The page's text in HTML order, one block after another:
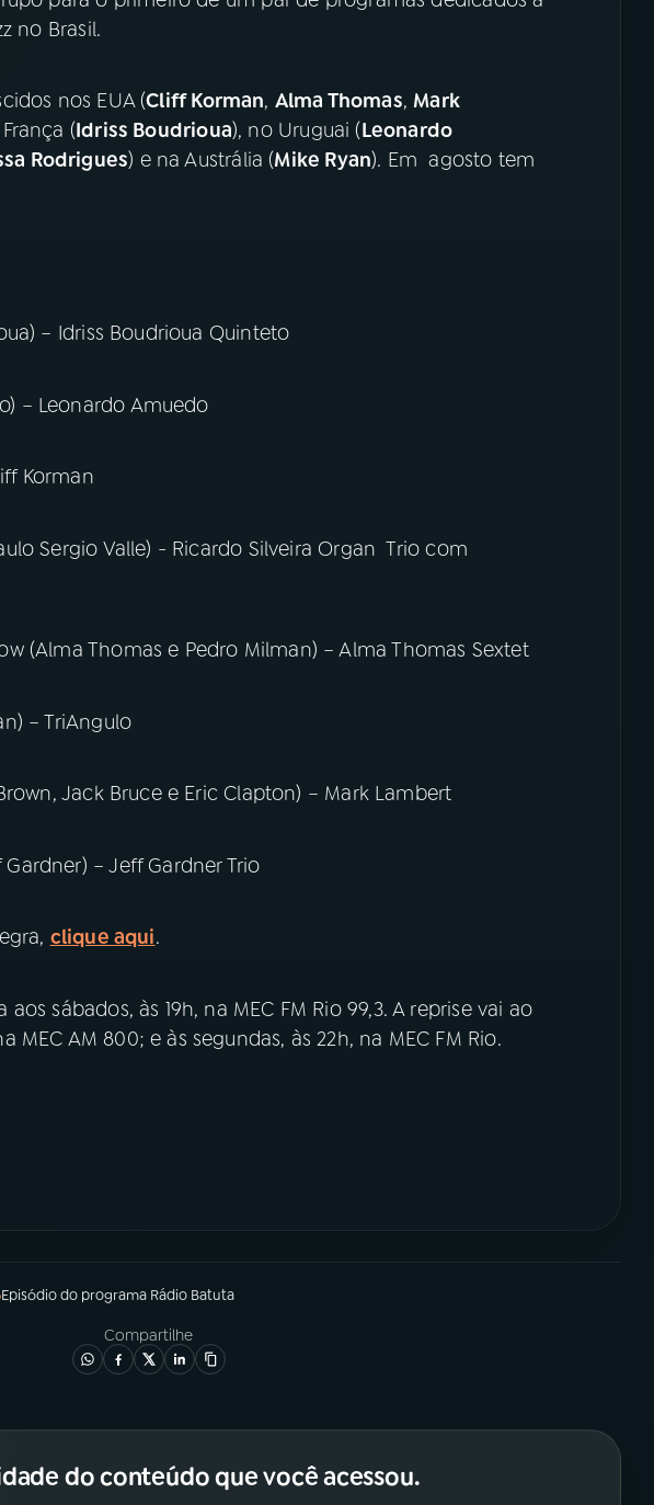
no Brasil.
nos EUA (Cliff Korman, Alma Thomas, Mark
(Idriss Boudrioua), no Uruguai (Leonardo
Rodrigues) e na Austrália (Mike Ryan). Em agosto tem
– Idriss Boudrioua Quinteto
– Leonardo Amuedo
Korman
Sergio Valle) - Ricardo Silveira Organ Trio com
(Alma Thomas e Pedro Milman) – Alma Thomas Sextet
– TriAngulo
Jack Bruce e Eric Clapton) – Mark Lambert
– Jeff Gardner Trio
clique aqui.
sábados, às 19h, na MEC FM Rio 99,3. A reprise vai ao
MEC AM 800; e às segundas, às 22h, na MEC FM Rio.
Episódiodo programa Rádio Batuta
Compartilhe
do conteúdo que você acessou.